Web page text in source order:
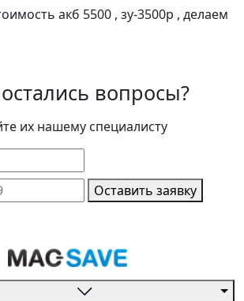
акб 5500 , зу-3500р , делаем
вопросы?
их нашему специалисту
Оставить заявку